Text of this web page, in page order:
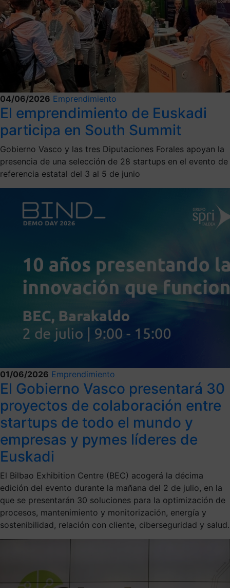
04/06/2026 Emprendimiento
El emprendimiento de Euskadi
participa en South Summit
Gobierno Vasco y las tres Diputaciones Forales apoyan la
presencia de una selección de 28 startups en el evento de
referencia estatal del 3 al 5 de junio
01/06/2026 Emprendimiento
El Gobierno Vasco presentará 30
proyectos de colaboración entre
startups de todo el mundo y
empresas y pymes líderes de
Euskadi
El Bilbao Exhibition Centre (BEC) acogerá la décima
edición del evento durante la mañana del 2 de julio, en la
que se presentarán 30 soluciones para la optimización de
procesos, mantenimiento y monitorización, energía y
sostenibilidad, relación con cliente, ciberseguridad y salud.